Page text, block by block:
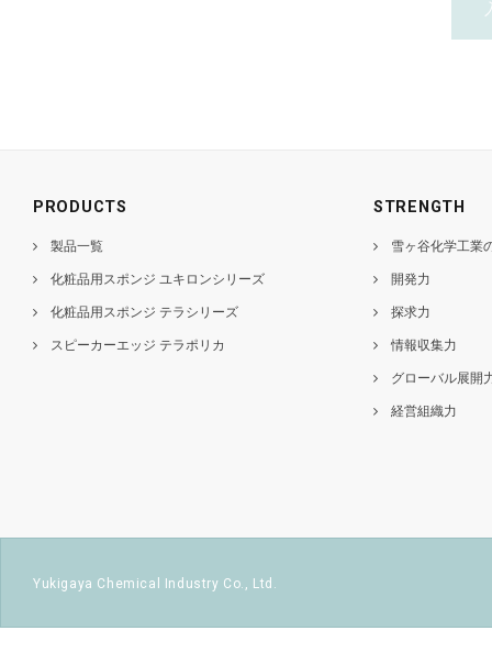
PRODUCTS
製品一覧
化粧品用スポンジ ユキロンシリーズ
化粧品用スポンジ テラシリーズ
スピーカーエッジ テラポリカ
STRENGTH
雪ヶ谷化学工業
開発力
探求力
情報収集力
グローバル展開
経営組織力
Yukigaya Chemical Industry Co., Ltd.